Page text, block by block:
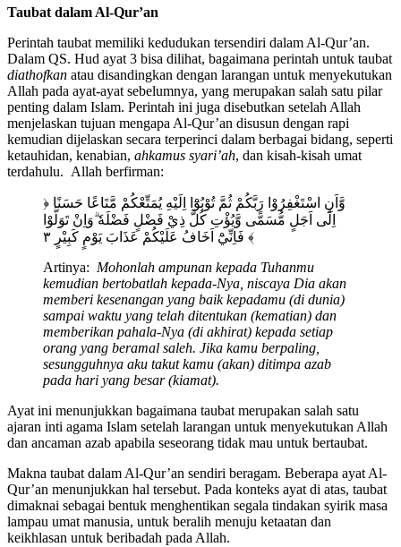
Taubat dalam Al-Qur’an
Perintah taubat memiliki kedudukan tersendiri dalam Al-Qur’an.
Dalam QS. Hud ayat 3 bisa dilihat, bagaimana perintah untuk taubat
diathofkan atau disandingkan dengan larangan untuk menyekutukan
Allah pada ayat-ayat sebelumnya, yang merupakan salah satu pilar
penting dalam Islam. Perintah ini juga disebutkan setelah Allah
menjelaskan tujuan mengapa Al-Qur’an disusun dengan rapi
kemudian dijelaskan secara terperinci dalam berbagai bidang, seperti
ketauhidan, kenabian, ahkamus syari’ah, dan kisah-kisah umat
terdahulu. Allah berfirman:
﴿ وَّاَنِ اسْتَغْفِرُوْا رَبَّكُمْ ثُمَّ تُوْبُوْٓا اِلَيْهِ يُمَتِّعْكُمْ مَّتَاعًا حَسَنًا
اِلٰٓى اَجَلٍ مُّسَمًّى وَّيُؤْتِ كُلَّ ذِيْ فَضْلٍ فَضْلَهٗ ۗوَاِنْ تَوَلَّوْا
فَاِنِّيْٓ اَخَافُ عَلَيْكُمْ عَذَابَ يَوْمٍ كَبِيْرٍ ٣ ﴾
Artinya: Mohonlah ampunan kepada Tuhanmu
kemudian bertobatlah kepada-Nya, niscaya Dia akan
memberi kesenangan yang baik kepadamu (di dunia)
sampai waktu yang telah ditentukan (kematian) dan
memberikan pahala-Nya (di akhirat) kepada setiap
orang yang beramal saleh. Jika kamu berpaling,
sesungguhnya aku takut kamu (akan) ditimpa azab
pada hari yang besar (kiamat).
Ayat ini menunjukkan bagaimana taubat merupakan salah satu
ajaran inti agama Islam setelah larangan untuk menyekutukan Allah
dan ancaman azab apabila seseorang tidak mau untuk bertaubat.
Makna taubat dalam Al-Qur’an sendiri beragam. Beberapa ayat Al-
Qur’an menunjukkan hal tersebut. Pada konteks ayat di atas, taubat
dimaknai sebagai bentuk menghentikan segala tindakan syirik masa
lampau umat manusia, untuk beralih menuju ketaatan dan
keikhlasan untuk beribadah pada Allah.